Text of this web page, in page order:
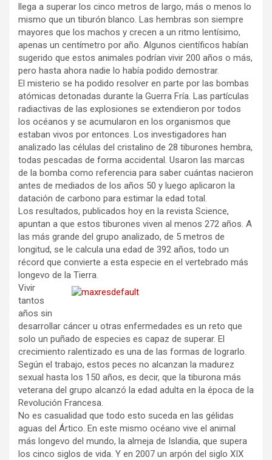
llega a superar los cinco metros de largo, más o menos lo
mismo que un tiburón blanco. Las hembras son siempre
mayores que los machos y crecen a un ritmo lentísimo,
apenas un centímetro por año. Algunos científicos habían
sugerido que estos animales podrían vivir 200 años o más,
pero hasta ahora nadie lo había podido demostrar.
El misterio se ha podido resolver en parte por las bombas
atómicas detonadas durante la Guerra Fría. Las partículas
radiactivas de las explosiones se extendieron por todos
los océanos y se acumularon en los organismos que
estaban vivos por entonces. Los investigadores han
analizado las células del cristalino de 28 tiburones hembra,
todas pescadas de forma accidental. Usaron las marcas
de la bomba como referencia para saber cuántas nacieron
antes de mediados de los años 50 y luego aplicaron la
datación de carbono para estimar la edad total.
Los resultados, publicados hoy en la revista Science,
apuntan a que estos tiburones viven al menos 272 años. A
las más grande del grupo analizado, de 5 metros de
longitud, se le calcula una edad de 392 años, todo un
récord que convierte a esta especie en el vertebrado más
longevo de la Tierra.
Vivir
tantos
años sin
desarrollar cáncer u otras enfermedades es un reto que
solo un puñado de especies es capaz de superar. El
crecimiento ralentizado es una de las formas de lograrlo.
Según el trabajo, estos peces no alcanzan la madurez
sexual hasta los 150 años, es decir, que la tiburona más
veterana del grupo alcanzó la edad adulta en la época de la
Revolución Francesa.
No es casualidad que todo esto suceda en las gélidas
aguas del Ártico. En este mismo océano vive el animal
más longevo del mundo, la almeja de Islandia, que supera
los cinco siglos de vida. Y en 2007 un arpón del siglo XIX